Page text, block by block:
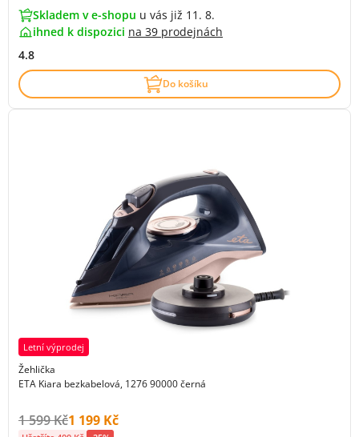
Skladem v e-shopu u vás již 11. 8.
ihned k dispozici na 39 prodejnách
4.8
Do košíku
Letní výprodej
Žehlička
ETA Kiara bezkabelová, 1276 90000 černá
Původní cena s DPH:
1 599 KčCena s DPH:
1 199 Kč